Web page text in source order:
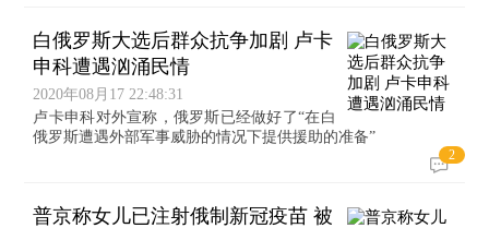
白俄罗斯大选后群众抗争加剧 卢卡
申科遭遇汹涌民情
2020年08月17 22:48:31
卢卡申科对外宣称，俄罗斯已经做好了“在白
俄罗斯遭遇外部军事威胁的情况下提供援助的准备”
2
普京称女儿已注射俄制新冠疫苗 被